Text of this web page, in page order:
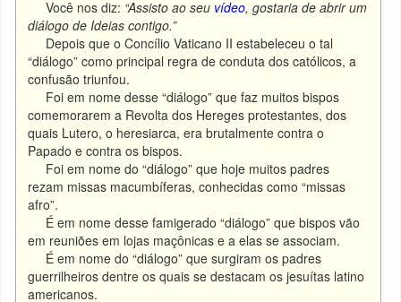
Você nos diz: “Assisto ao seu vídeo, gostaria de abrir um
diálogo de Ideias contigo.”
Depois que o Concílio Vaticano II estabeleceu o tal
“diálogo” como principal regra de conduta dos católicos, a
confusão triunfou.
Foi em nome desse “diálogo” que faz muitos bispos
comemorarem a Revolta dos Hereges protestantes, dos
quais Lutero, o heresiarca, era brutalmente contra o
Papado e contra os bispos.
Foi em nome do “diálogo” que hoje muitos padres
rezam missas macumbíferas, conhecidas como “missas
afro”.
É em nome desse famigerado “diálogo” que bispos vão
em reuniões em lojas maçônicas e a elas se associam.
É em nome do “diálogo” que surgiram os padres
guerrilheiros dentre os quais se destacam os jesuítas latino
americanos.